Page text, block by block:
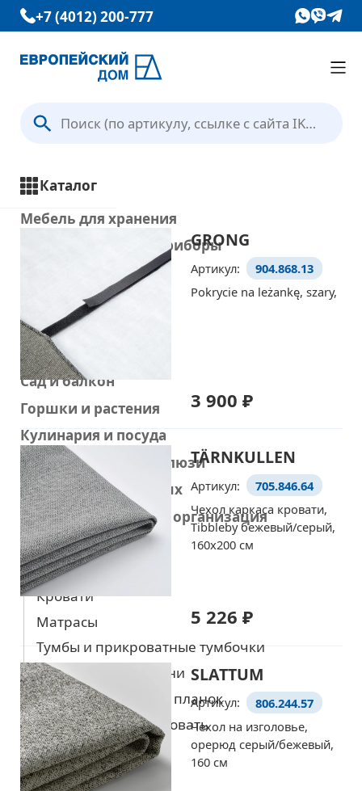
+7 (4012) 200-777
Каталог
Вопрос — Ответ
Отзывы
Условия доставки
Уже выбрали товары
на европейском сайте IKEA?
Тогда просто добавляйте
их в корзину по артикулу
Перейти в корзину
Каталог
Мебель для хранения
Кухни и кухонные приборы
Столы и стулья
Ванная комната
Освещение
Текстиль и ковры
Сад и балкон
Горшки и растения
Кулинария и посуда
Шторы, шторы и жалюзи
Товары для животных
Хранение мелочей и организация
Кровати и матрасы
Все товары
Кровати
Матрасы
Тумбы и прикроватные тумбочки
Текстиль для спальни
Днища кроватей из планок
Контейнеры под кровать
Основы матрасов
Ножки для кровати
GRONG
Артикул:
904.868.13
Pokrycie na leżankę, szary,
3 900 ₽
TÄRNKULLEN
Артикул:
705.846.64
Чехол каркаса кровати,
Tibbleby бежевый/серый,
160x200 см
5 226 ₽
SLATTUM
Артикул:
806.244.57
Чехол на изголовье,
орерюд серый/бежевый,
160 см